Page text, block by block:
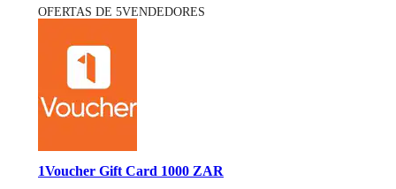
OFERTAS DE 5VENDEDORES
1Voucher Gift Card 1000 ZAR